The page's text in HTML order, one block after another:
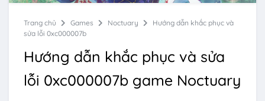
Trang chủ Games Noctuary
Hướng dẫn khắc phục và
sửa lỗi 0xc000007b
Hướng dẫn khắc phục và sửa
lỗi 0xc000007b game Noctuary